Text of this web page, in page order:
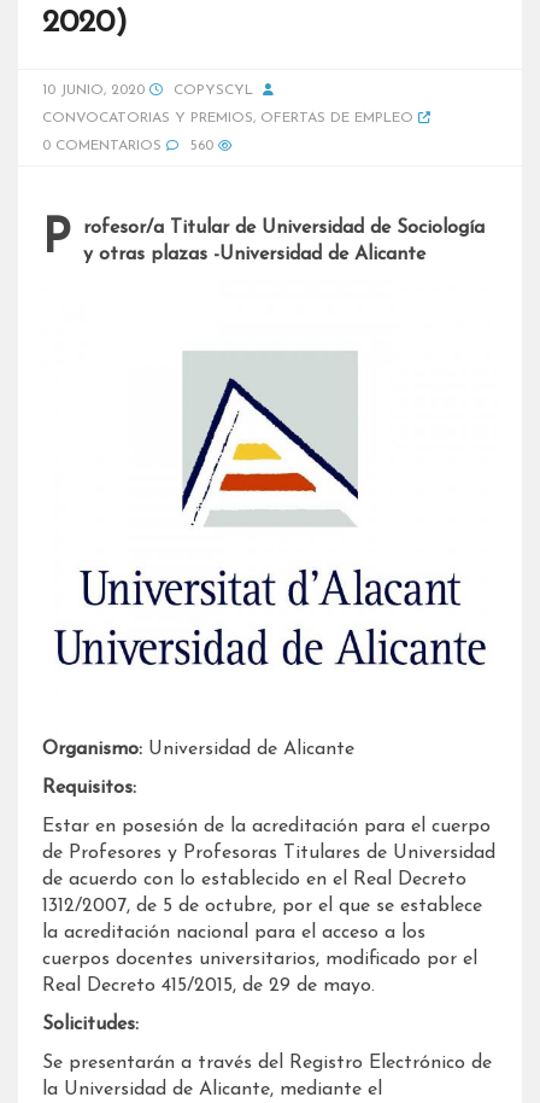
2020)
10 JUNIO, 2020
COPYSCYL
CONVOCATORIAS Y PREMIOS, OFERTAS DE EMPLEO
0 COMENTARIOS
560
Profesor/a Titular de Universidad de Sociología y otras plazas -Universidad de Alicante
Organismo: Universidad de Alicante
Requisitos:
Estar en posesión de la acreditación para el cuerpo
de Profesores y Profesoras Titulares de Universidad
de acuerdo con lo establecido en el Real Decreto
1312/2007, de 5 de octubre, por el que se establece
la acreditación nacional para el acceso a los
cuerpos docentes universitarios, modificado por el
Real Decreto 415/2015, de 29 de mayo.
Solicitudes:
Se presentarán a través del Registro Electrónico de
la Universidad de Alicante, mediante el